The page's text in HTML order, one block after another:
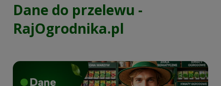
Dane do przelewu -
RajOgrodnika.pl